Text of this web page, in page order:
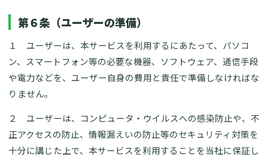
第６条（ユーザーの準備）
１ ユーザーは、本サービスを利用するにあたって、パソコ
ン、スマートフォン等の必要な機器、ソフトウェア、通信手段
や電力などを、ユーザー自身の費用と責任で準備しなければな
りません。
２ ユーザーは、コンピュータ・ウイルスへの感染防止や、不
正アクセスの防止、情報漏えいの防止等のセキュリティ対策を
十分に講じた上で、本サービスを利用することを当社に保証し